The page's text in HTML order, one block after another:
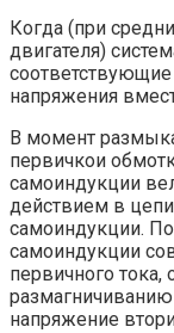
Когда (при
двигателя)
напряжения
В момент
первичкои
самоиндукции
действием в
самоиндукции.
самоиндукции
первичного тока,
напряжение